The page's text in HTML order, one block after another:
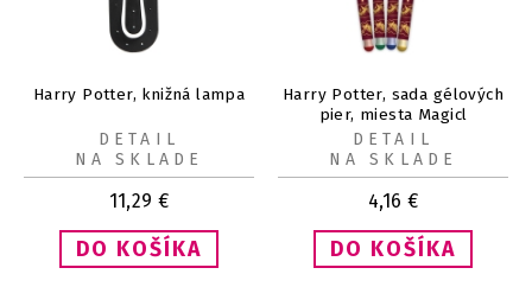
Harry Potter, knižná lampa
11,29 €
DETAIL
NA SKLADE
Harry Potter, sada gélových
pier, miesta Magicl
4,16 €
DETAIL
NA SKLADE